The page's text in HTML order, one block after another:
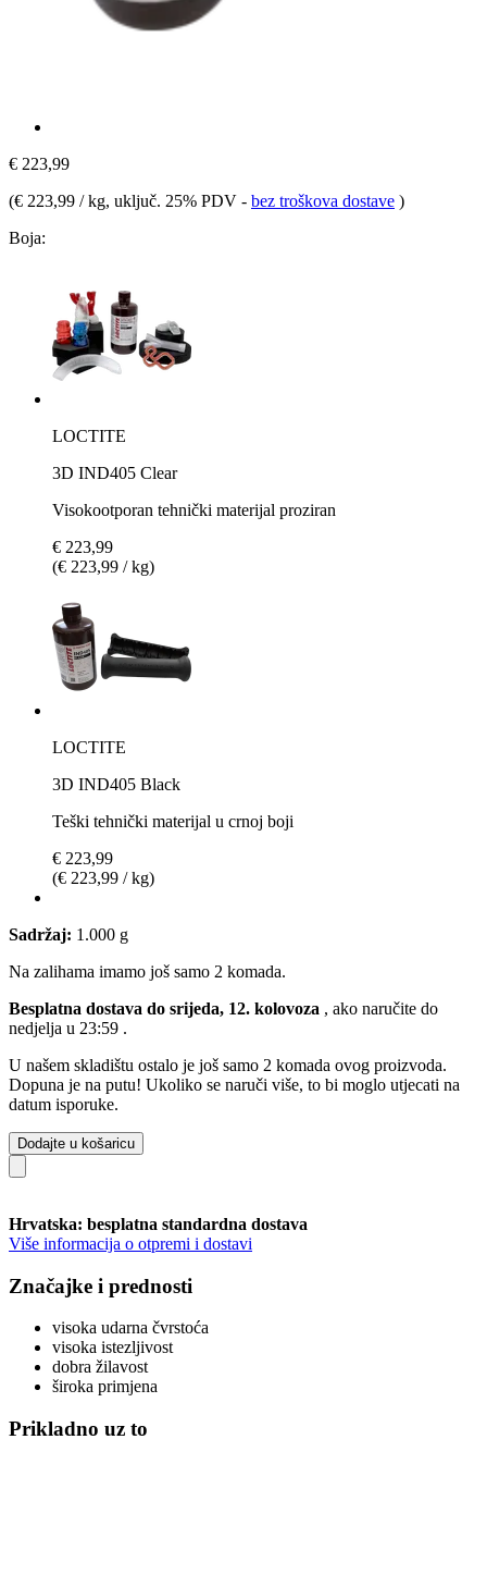
€ 223,99
(€ 223,99 / kg, uključ. 25% PDV - bez troškova dostave )
Boja:
LOCTITE
3D IND405 Clear
Visokootporan tehnički materijal proziran
€ 223,99
(€ 223,99 / kg)
LOCTITE
3D IND405 Black
Teški tehnički materijal u crnoj boji
€ 223,99
(€ 223,99 / kg)
Sadržaj: 1.000 g
Na zalihama imamo još samo 2 komada.
Besplatna dostava do srijeda, 12. kolovoza , ako naručite do
nedjelja u 23:59 .
U našem skladištu ostalo je još samo 2 komada ovog proizvoda.
Dopuna je na putu! Ukoliko se naruči više, to bi moglo utjecati na
datum isporuke.
Dodajte u košaricu
Hrvatska: besplatna standardna dostava
Više informacija o otpremi i dostavi
Značajke i prednosti
visoka udarna čvrstoća
visoka istezljivost
dobra žilavost
široka primjena
Prikladno uz to